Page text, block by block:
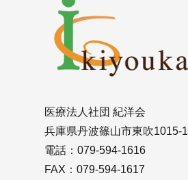
医療法人社団 紀洋会
兵庫県丹波篠山市東吹1015-1
電話：079-594-1616
FAX：079-594-1617